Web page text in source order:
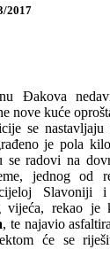
2017
Đakova
nove kuće
se
je pola
radovi na
jednog od
Slavoniji i
vijeća, rekao je
, te najavio
će se